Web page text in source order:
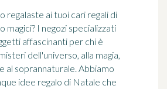
regalaste ai tuoi cari regali di
magici? I negozi specializzati
affascinanti per chi è
dell'universo, alla magia,
al soprannaturale. Abbiamo
idee regalo di Natale che